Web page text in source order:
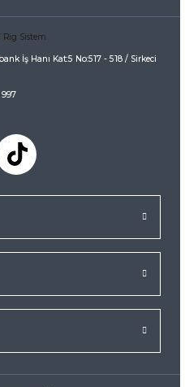
İş Hanı Kat:5 No:517 - 518 / Sirkeci